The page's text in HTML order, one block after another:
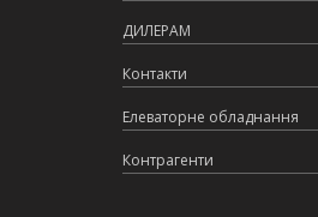
ДИЛЕРАМ
Контакти
Елеваторне обладнання
Контрагенти